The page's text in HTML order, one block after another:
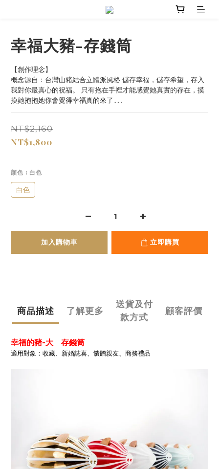
幸福大豬-存錢筒
【創作理念】
概念源自：台灣山豬結合立體派風格 儲存幸福，儲存希望，存入
我對你最真心的祝福。 只有抱在手裡才能感覺她真實的存在，摸
摸她抱抱她你會覺得幸福真的來了……
NT$2,160
NT$1,800
顏色 : 白色
白色
加入購物車 立即購買
商品描述 了解更多
送貨及付
款方式
顧客評價
幸福的豬-大 存錢筒
適用對象：收藏、新婚誌喜、饋贈親友、商務禮品